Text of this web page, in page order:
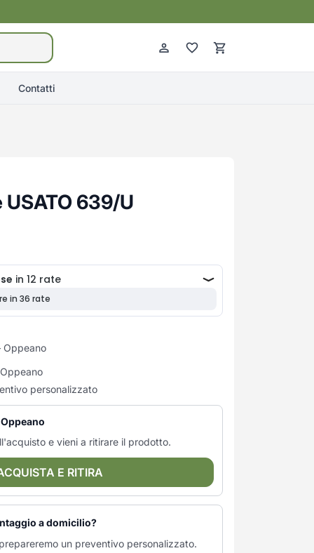
Contatti
639/U
personalizzato
e vieni a ritirare il prodotto.
E RITIRA
a domicilio?
un preventivo personalizzato.